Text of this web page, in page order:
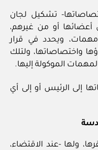
تشكيل لجان
أو من غيرهم،
مهمات، ويحدد في قرار
واختصاصاتها، ولتلك
الموكولة إليها.
إلى الرئيس أو إلى أي
ولها -عند الاقتضاء،